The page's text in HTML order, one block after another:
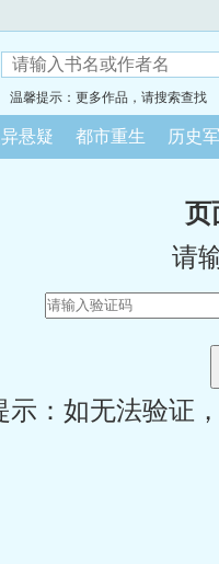
温馨提示：更多作品，请搜索查找
悬疑 都市重生 历史
页
请
示：如无法验证